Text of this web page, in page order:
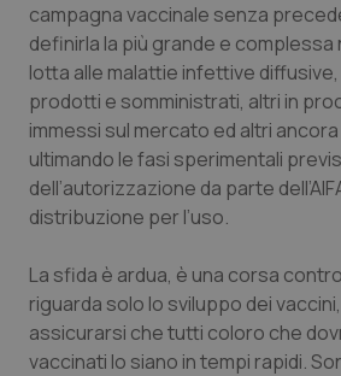
Lombardia
Marche
Molise
Piemonte
Provincia Autonoma di
Provincia Autonoma di
Dolore
Donna & Salute
Epatiti
HIV
Infezioni & Febbre
Ipertensione & Scompenso
campagna vaccinale senza
definirla la più grande e complessa
lotta alle malattie infettive
prodotti e somministrati, altri in
immessi sul mercato ed altri
ultimando le fasi sperimentali
dell’autorizzazione da parte
distribuzione per l’uso.
La sfida è ardua, è una corsa
riguarda solo lo sviluppo dei
assicurarsi che tutti coloro che
vaccinati lo siano in tempi rapidi.